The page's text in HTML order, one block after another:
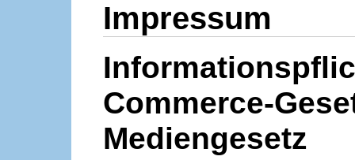
Impressum
Commerce-
Mediengesetz